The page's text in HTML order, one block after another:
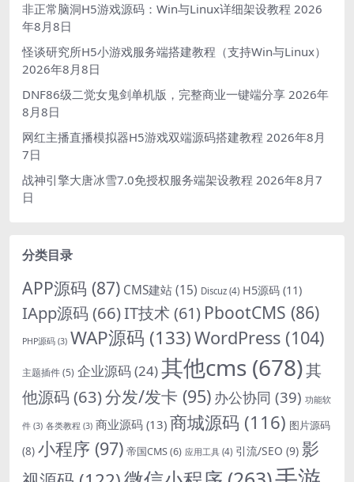
非正常脑洞H5游戏源码：Win与Linux详细架设教程 2026
年8月8日
怪谈研究所H5小游戏服务端搭建教程（支持Win与Linux）
2026年8月8日
DNF86级二觉女鬼剑单机版，完整商业一键端分享 2026年
8月8日
网红主播直播模拟器H5游戏双端源码搭建教程 2026年8月
7日
战神引擎大唐冰雪7.0免授权服务端架设教程 2026年8月7
日
分类目录
APP源码 (87) CMS建站 (15) Discuz (4) H5源码 (11)
IApp源码 (66)IT技术(61) PbootCMS (86)
PHP源码 (3) WAP源码 (133)WordPress (104)
主题插件(5) 企业源码(24)其他cms (678)其
他源码 (63)分发/发卡 (95) 办公协同 (39) 功能软
件 (3) 各类教程 (3) 商业源码 (13) 商城源码 (116) 图片源码
(8) 小程序 (97) 帝国CMS(6) 应用工具 (4) 引流/SEO (9) 影